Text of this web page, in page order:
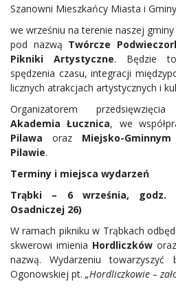
Szanowni Mieszkańcy Miasta i
we wrześniu na terenie naszej
pod nazwą Twórcze
Pikniki Artystyczne. Będzie
spędzenia czasu, integracji
licznych atrakcjach artystycznych i
Organizatorem
Akademia Łucznica, we
Pilawa oraz Miejsko-
Pilawie.
Terminy i miejsca wydarzeń
Trąbki – 6 września, godz.
Osadniczej 26)
W ramach pikniku w Trąbkach
skwerowi imienia Hordliczków
nazwą. Wydarzeniu
Ogonowskiej pt. „Hordliczkowie –